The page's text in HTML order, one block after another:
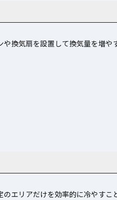
換気扇を設置して換気量を増や
エリアだけを効率的に冷やす